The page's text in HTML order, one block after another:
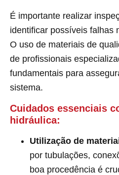
É importante realizar
identificar possíveis falhas
O uso de materiais de
de profissionais
fundamentais para
sistema.
Cuidados essenciais
hidráulica:
Utilização de
por tubulações,
boa procedência é